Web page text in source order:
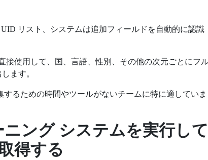
UID リスト、システムは追加フィールドを自動的に認識
接使用して、国、言語、性別、その他の次元ごとにフ
ます。
るための時間やツールがないチームに特に適していま
ング システムを実行して
得する